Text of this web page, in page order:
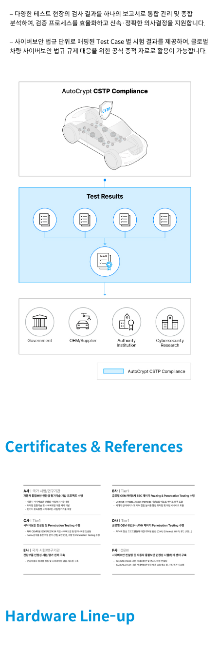
– 다양한 테스트 현장의 검사 결과를 하나의 보고서로 통합 관리 및 종합
분석하여, 검증 프로세스를 효율화하고 신속· 정확한 의사결정을 지원합니다.
–사이버보안 법규 단위로 매핑된 TestCase 별 시험 결과를 제공하여,글로벌
차량 사이버보안 법규 규제 대응을 위한 공식 증적 자료로 활용이 가능합니다.
Certificates & References
Hardware Line-up